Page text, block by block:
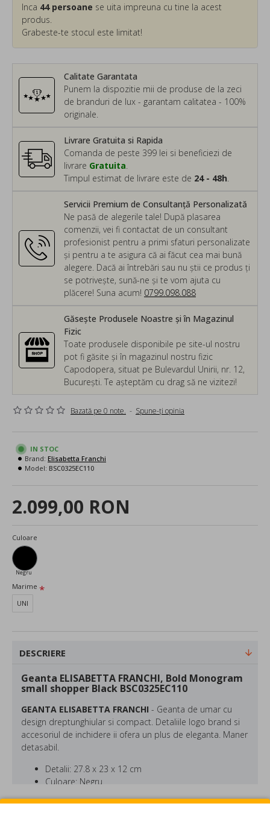
Calitate Garantata
Punem la dispozitie mii de produse de la zeci
de branduri de lux - garantam calitatea - 100%
originale.
Inca 44persoane se uita impreuna cu tine la acest
produs.
Grabeste-te stocul este limitat!
Servicii Premium de Consultanță Personalizată
Ne pasă de alegerile tale! După plasarea
comenzii, vei fi contactat de un consultant
profesionist pentru a primi sfaturi personalizate
și pentru a te asigura că ai făcut cea mai bună
alegere. Dacă ai întrebări sau nu știi ce produs ți
se potrivește, sună-ne și te vom ajuta cu
plăcere! Suna acum! 0799.098.088
Livrare Gratuita si Rapida
Comanda de peste 399 lei si beneficiezi de
livrare Gratuita
Timpul estimat de livrare este de 24 - 48h
Găsește Produsele Noastre și în Magazinul
Fizic
Toate produsele disponibile pe site-ul nostru
pot fi găsite și în magazinul nostru fizic
Capodopera, situat pe Bulevardul Unirii, nr. 12,
București. Te așteptăm cu drag să ne vizitezi!
Bazată pe 0 note. - Spune-ţi opinia
2.099,00 RON
IN STOC
Brand: Elisabetta Franchi
Model: BSC0325EC110
Culoare
Negru
Marime
UNI
DESCRIERE
Geanta ELISABETTA FRANCHI, Bold Monogram
small shopper Black BSC0325EC110
GEANTA ELISABETTA FRANCHI - Geanta de umar cu
design dreptunghiular si compact. Detaliile logo brand si
accesoriul de inchidere ii ofera un plus de eleganta. Maner
detasabil.
Detalii: 27.8 x 23 x 12 cm
Culoare: Negru